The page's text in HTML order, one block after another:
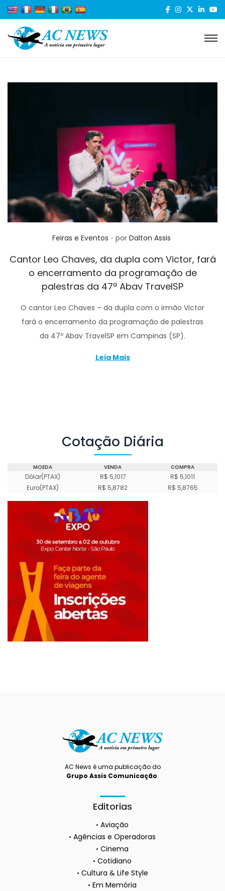
Posted in
Feiras e Eventos . por Dalton Assis
Cantor Leo Chaves, da dupla com Victor, fará
o encerramento da programação de
palestras da 47ª Abav TravelSP
O cantor Leo Chaves – da dupla com o irmão Victor
fará o encerramento da programação de palestras
da 47º Abav TravelSP em Campinas (SP).
Leia Mais
Cotação Diária
MOEDA VENDA COMPRA
Dólar(PTAX) R$ 5,1017
R$ 5,1011
Euro(PTAX)
R$ 5,8782 R$ 5,8765
AC News é uma publicação do
Grupo Assis Comunicação.
Editorias
Aviação
Agências e Operadoras
Cinema
Cotidiano
Cultura & Life Style
Em Memória